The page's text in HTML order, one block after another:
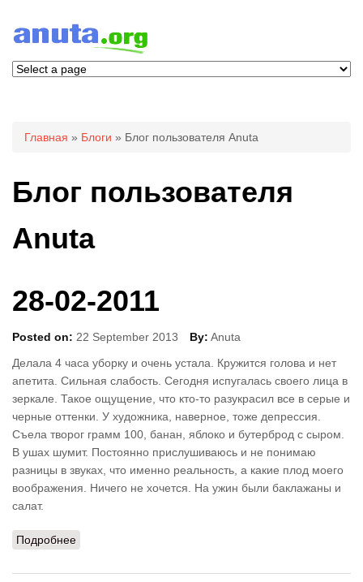
Вы здесь
Главная » Блоги » Блог пользователя Anuta
Блог пользователя
Anuta
28-02-2011
Posted on: 22 September 2013 By: Anuta
Делала 4 часа уборку и очень устала. Кружится голова и нет
апетита. Сильная слабость. Сегодня испугалась своего лица в
зеркале. Такое ощущение, что кто-то разукрасил все в серые и
черные оттенки. У художника, наверное, тоже депрессия.
Съела творог грамм 100, банан, яблоко и бутерброд с сыром.
В ушах шумит. Постоянно прислушиваюсь и не понимаю
разницы в звуках, что именно реальность, а какие плод моего
воображения. Ничего не хочется. На ужин были баклажаны и
салат.
Подробнее